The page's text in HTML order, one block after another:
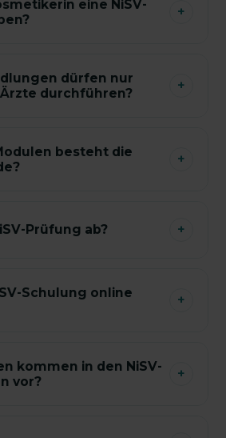
eine NiSV-
+
dürfen nur
durchführen?
+
besteht die
+
Prüfung ab? +
Schulung online
+
kommen in den NiSV-
vor?
+